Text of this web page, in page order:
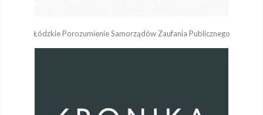
Łódzkie Porozumienie Samorządów Zaufania Publicznego